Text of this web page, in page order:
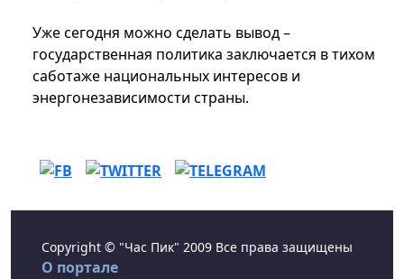
Уже сегодня можно сделать вывод –
государственная политика заключается в тихом
саботаже национальных интересов и
энергонезависимости страны.
Copyright © "Час Пик" 2009 Все права защищены
О портале